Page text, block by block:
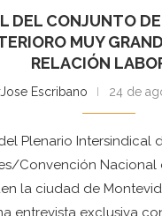
DEL CONJUNTO
MUY
RELACIÓN
Jose Escribano 24 de
Plenario Intersindical
Convención Nacional
la ciudad de
entrevista exclusiva